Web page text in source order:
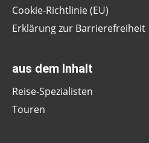
Cookie-Richtlinie (EU)
Erklärung zur Barrierefreiheit
aus dem Inhalt
Reise-Spezialisten
Touren